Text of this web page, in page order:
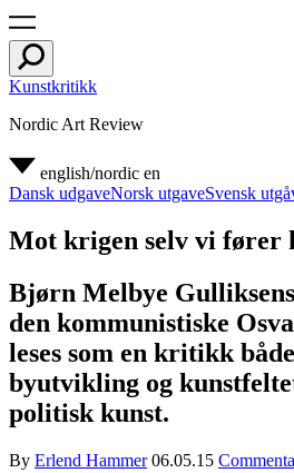
Kunstkritikk
Nordic Art Review
english/nordic en
Dansk udgaveNorsk utgaveSvensk
Mot krigen selv vi fører
Bjørn Melbye
den kommunistiske
leses som en kritikk
byutvikling og
politisk kunst.
By Erlend Hammer 06.05.15